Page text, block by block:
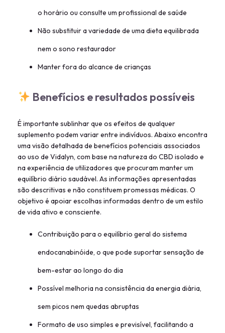
o horário ou consulte um profissional de saúde
Não substituir a variedade de uma dieta equilibrada
nem o sono restaurador
Manter fora do alcance de crianças
Benefícios e resultados possíveis
É importante sublinhar que os efeitos de qualquer
suplemento podem variar entre indivíduos. Abaixo encontra
uma visão detalhada de benefícios potenciais associados
ao uso de Vidalyn, com base na natureza do CBD isolado e
na experiência de utilizadores que procuram manter um
equilíbrio diário saudável. As informações apresentadas
são descritivas e não constituem promessas médicas. O
objetivo é apoiar escolhas informadas dentro de um estilo
de vida ativo e consciente.
Contribuição para o equilíbrio geral do sistema
endocanabinóide, o que pode suportar sensação de
bem-estar ao longo do dia
Possível melhoria na consistência da energia diária,
sem picos nem quedas abruptas
Formato de uso simples e previsível, facilitando a